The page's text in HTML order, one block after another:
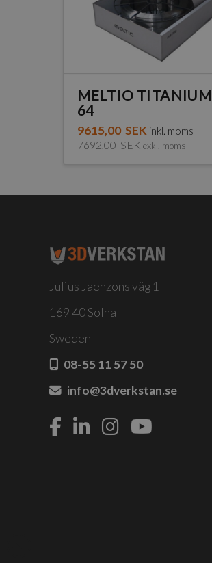
MELTIO TITANIUM
64
9615,00 SEK inkl. moms
7692,00 SEK exkl. moms
Julius Jaenzons väg 1
169 40 Solna
Sweden
08-55 11 57 50
info@3dverkstan.se